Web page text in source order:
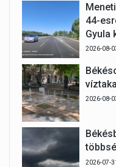
44-
Gyula
2026-08-
2026-08-
2026-07-